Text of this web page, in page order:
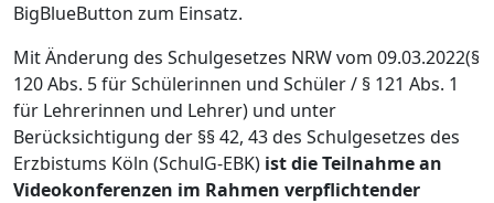
BigBlueButton zum Einsatz.
Mit Änderung des Schulgesetzes NRW vom 09.03.2022(§
120 Abs. 5 für Schülerinnen und Schüler / § 121 Abs. 1
für Lehrerinnen und Lehrer) und unter
Berücksichtigung der §§ 42, 43 des Schulgesetzes des
Erzbistums Köln (SchulG-EBK) ist die Teilnahme an
Videokonferenzen im Rahmen verpflichtender